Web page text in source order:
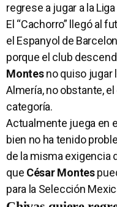
regrese a jugar a la Liga
El “Cachorro” llegó al
el Espanyol de
porque el club
Montesno quiso jugar
Almería, no obstante,
categoría.
Actualmente juega en
bien no ha tenido
de la misma exigencia
que César Montes
para la Selección